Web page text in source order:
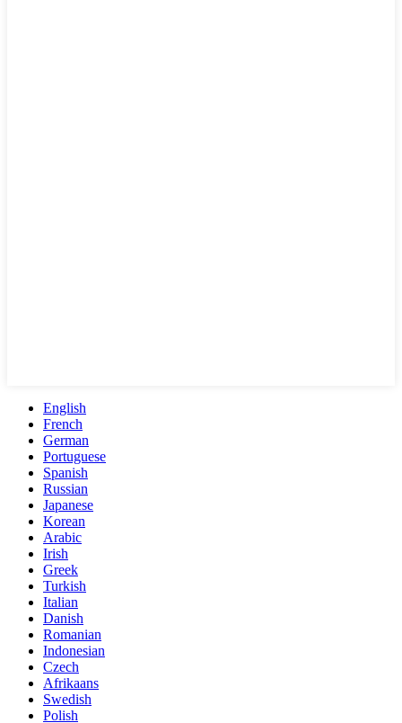
English
French
German
Portuguese
Spanish
Russian
Japanese
Korean
Arabic
Irish
Greek
Turkish
Italian
Danish
Romanian
Indonesian
Czech
Afrikaans
Swedish
Polish